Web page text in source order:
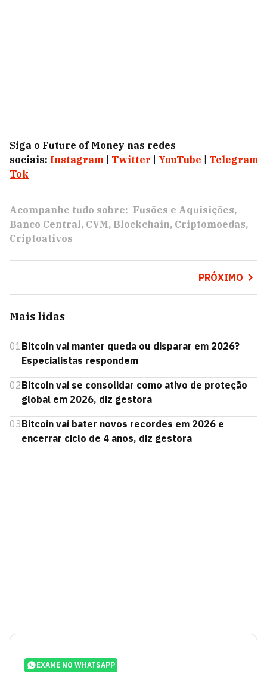
Siga o Future of Money nas redes
sociais: Instagram | Twitter | YouTube | Telegram
Tok
Acompanhe tudo sobre: Fusões e Aquisições
Banco Central CVM Blockchain Criptomoedas
Criptoativos
PRÓXIMO
Mais lidas
01 Bitcoin vai manter queda ou disparar em 2026?
Especialistas respondem
02Bitcoin vai se consolidar como ativo de proteção
global em 2026, diz gestora
03Bitcoin vai bater novos recordes em 2026 e
encerrar ciclo de 4 anos, diz gestora
EXAME NO WHATSAPP